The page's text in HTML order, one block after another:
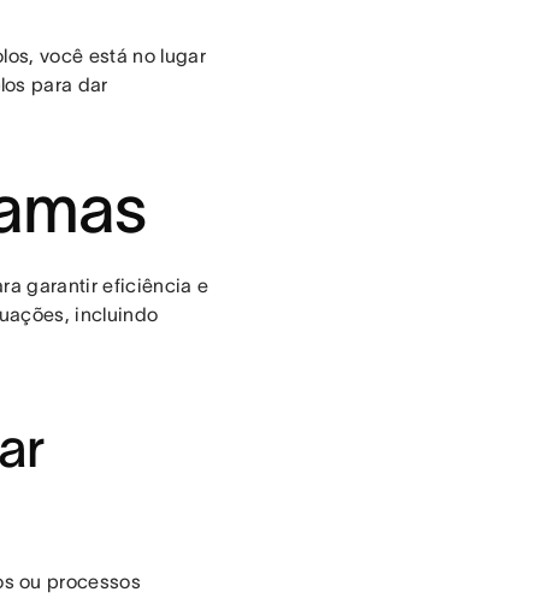
você está no lugar
para dar
garantir eficiência e
incluindo
ou processos